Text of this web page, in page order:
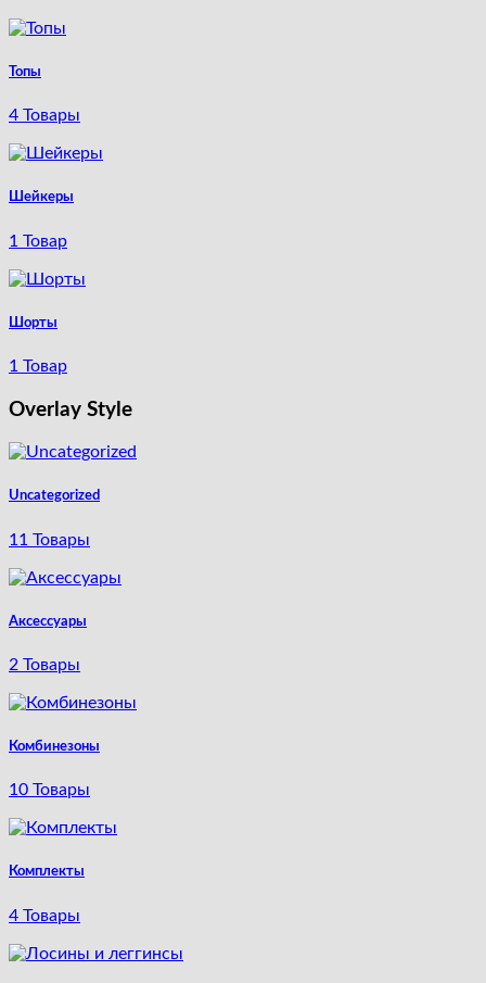
Топы
4 Товары
Шейкеры
1 Товар
Шорты
1 Товар
Overlay Style
Uncategorized
11 Товары
Аксессуары
2 Товары
Комбинезоны
10 Товары
Комплекты
4 Товары